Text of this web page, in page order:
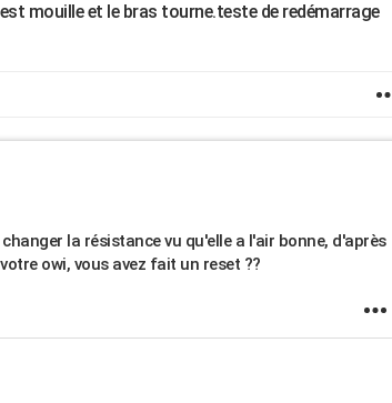
mouille et le bras tourne.teste de redémarrage
la résistance vu qu'elle a l'air bonne, d'après
owi, vous avez fait un reset ??